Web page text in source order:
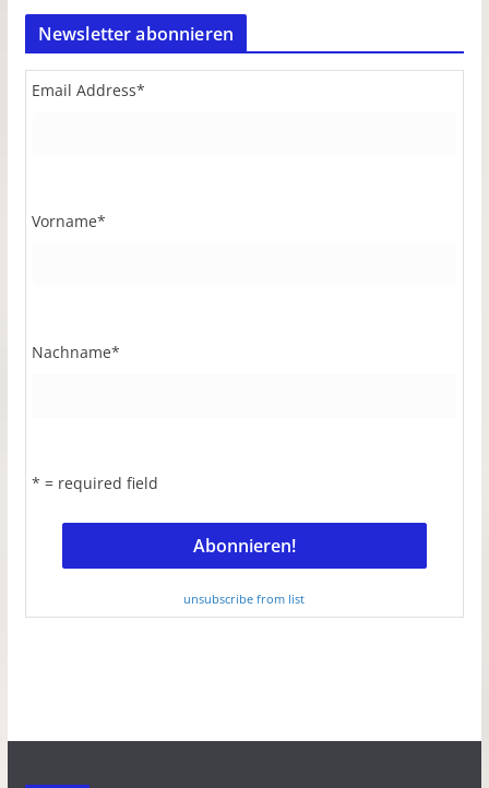
Newsletter abonnieren
Email Address*
Vorname*
Nachname*
* = required field
unsubscribe from list